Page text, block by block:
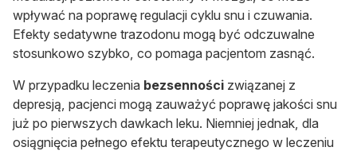
wpływać na poprawę regulacji cyklu snu i czuwania.
Efekty sedatywne trazodonu mogą być odczuwalne
stosunkowo szybko, co pomaga pacjentom zasnąć.
W przypadku leczenia bezsenności związanej z
depresją, pacjenci mogą zauważyć poprawę jakości snu
już po pierwszych dawkach leku. Niemniej jednak, dla
osiągnięcia pełnego efektu terapeutycznego w leczeniu